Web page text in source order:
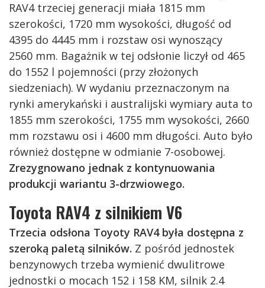
RAV4 trzeciej generacji miała 1815 mm
szerokości, 1720 mm wysokości, długość od
4395 do 4445 mm i rozstaw osi wynoszący
2560 mm. Bagażnik w tej odsłonie liczył od 465
do 1552 l pojemności (przy złożonych
siedzeniach). W wydaniu przeznaczonym na
rynki amerykański i australijski wymiary auta to
1855 mm szerokości, 1755 mm wysokości, 2660
mm rozstawu osi i 4600 mm długości. Auto było
również dostępne w odmianie 7-osobowej.
Zrezygnowano jednak z kontynuowania
produkcji wariantu 3-drzwiowego.
Toyota RAV4 z silnikiem V6
Trzecia odsłona Toyoty RAV4 była dostępna z
szeroką paletą silników. Z pośród jednostek
benzynowych trzeba wymienić dwulitrowe
jednostki o mocach 152 i 158 KM, silnik 2.4